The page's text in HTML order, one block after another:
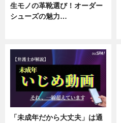
生モノの革靴選び！オーダー
シューズの魅力…
「未成年だから大丈夫」は通